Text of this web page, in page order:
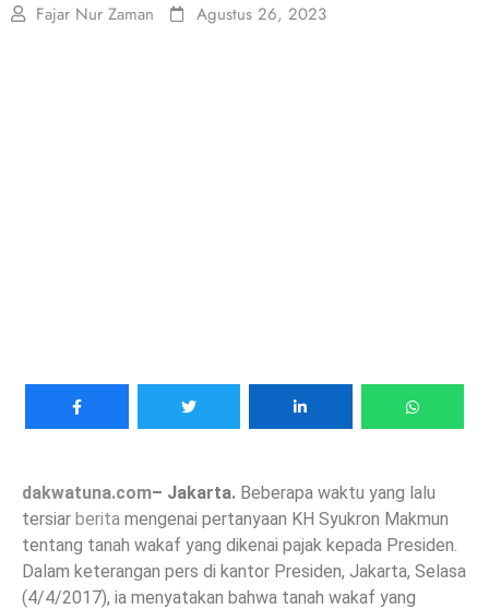
Fajar Nur Zaman Agustus 26, 2023
dakwatuna.com– Jakarta. Beberapa waktu yang lalu
tersiar berita mengenai pertanyaan KH Syukron Makmun
tentang tanah wakaf yang dikenai pajak kepada Presiden.
Dalam keterangan pers di kantor Presiden, Jakarta, Selasa
(4/4/2017), ia menyatakan bahwa tanah wakaf yang